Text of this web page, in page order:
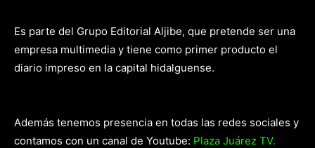
Es parte del Grupo Editorial Aljibe, que pretende ser una
empresa multimedia y tiene como primer producto el
diario impreso en la capital hidalguense.
Además tenemos presencia en todas las redes sociales y
contamos con un canal de Youtube: Plaza Juárez TV.